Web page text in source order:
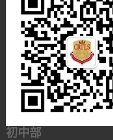
初中部